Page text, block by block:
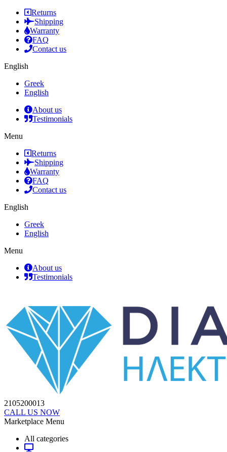
Returns
Shipping
Warranty
FAQ
Contact us
English
Greek
English
About us
Testimonials
Menu
Returns
Shipping
Warranty
FAQ
Contact us
English
Greek
English
Menu
About us
Testimonials
2105200013
CALL US NOW
Marketplace Menu
All categories